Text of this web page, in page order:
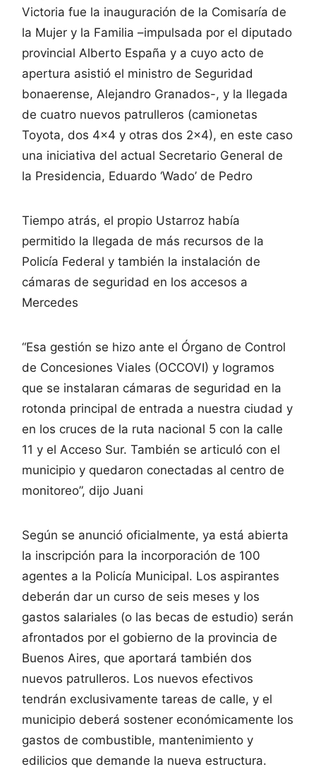
Victoria fue la inauguración de la Comisaría de
la Mujer y la Familia –impulsada por el diputado
provincial Alberto España y a cuyo acto de
apertura asistió el ministro de Seguridad
bonaerense, Alejandro Granados-, y la llegada
de cuatro nuevos patrulleros (camionetas
Toyota, dos 4×4 y otras dos 2×4), en este caso
una iniciativa del actual Secretario General de
la Presidencia, Eduardo ‘Wado’ de Pedro
Tiempo atrás, el propio Ustarroz había
permitido la llegada de más recursos de la
Policía Federal y también la instalación de
cámaras de seguridad en los accesos a
Mercedes
“Esa gestión se hizo ante el Órgano de Control
de Concesiones Viales (OCCOVI) y logramos
que se instalaran cámaras de seguridad en la
rotonda principal de entrada a nuestra ciudad y
en los cruces de la ruta nacional 5 con la calle
11 y el Acceso Sur. También se articuló con el
municipio y quedaron conectadas al centro de
monitoreo”, dijo Juani
Según se anunció oficialmente, ya está abierta
la inscripción para la incorporación de 100
agentes a la Policía Municipal. Los aspirantes
deberán dar un curso de seis meses y los
gastos salariales (o las becas de estudio) serán
afrontados por el gobierno de la provincia de
Buenos Aires, que aportará también dos
nuevos patrulleros. Los nuevos efectivos
tendrán exclusivamente tareas de calle, y el
municipio deberá sostener económicamente los
gastos de combustible, mantenimiento y
edilicios que demande la nueva estructura.